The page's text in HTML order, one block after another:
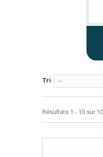
Tri --
Résultats 1 - 10 sur